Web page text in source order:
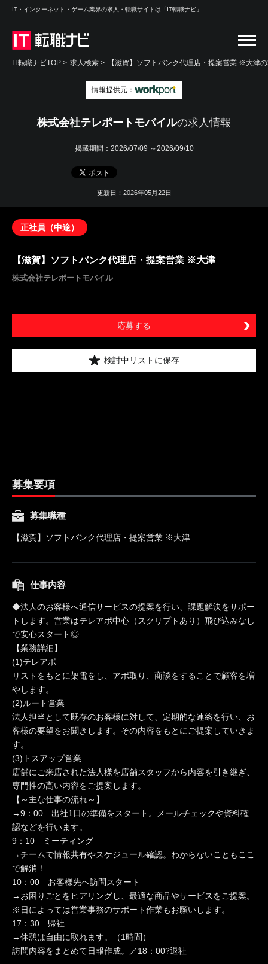
IT・インターネット・ゲーム業界の求人・転職サイトは「IT転職ナビ」
IT転職ナビTOP > 求人検索 > 【滋賀】ソフトバンク代理店・提案営業 ※大津
情報提供元：
株式会社テレポートモバイルの求人情報
掲載期間： 2026/07/09 ～2026/09/10
更新日：2026年05月22日
正社員（中途）
【滋賀】ソフトバンク代理店・提案営業 ※大津
株式会社テレポートモバイル
応募する
検討中リストに保存
募集要項
募集職種
【滋賀】ソフトバンク代理店・提案営業 ※大津
仕事内容
◆法人のお客様へ通信サービスの提案を行い、課題解決をサポー
トします。営業はテレアポ中心（スクリプトあり）飛び込みなし
で安心スタート◎
【業務詳細】
(1)テレアポ
リストをもとに架電をし、アポ取り、商談をすることで顧客を増
やします。
(2)ルート営業
法人担当として既存のお客様に対して、定期的な連絡を行い、お
客様の要望をお聞きします。その内容をもとにご提案していきま
す。
(3)トスアップ営業
店舗にご来店された法人様を店舗スタッフから内容を引き継ぎ、
専門性の高い内容をご提案します。
【～主な仕事の流れ～】
→9：00 出社1日の準備をスタート。メールチェックや資料確
認などを行います。
9：10 ミーティング
→チームで情報共有やスケジュール確認。わからないこともここ
で解消！
10：00 お客様先へ訪問スタート
→お困りごとをヒアリングし、最適な商品やサービスをご提案。
※日によっては営業事務のサポート作業もお願いします。
17：30 帰社
→休憩は自由に取れます。（1時間）
訪問内容をまとめて日報作成。／18：00?退社